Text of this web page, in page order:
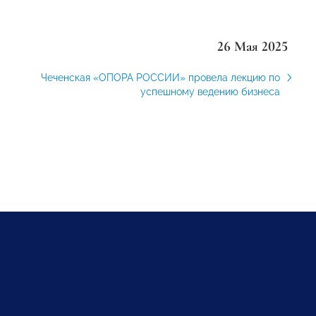
26 Мая 2025
Чеченская «ОПОРА РОССИИ» провела лекцию по
успешному ведению бизнеса